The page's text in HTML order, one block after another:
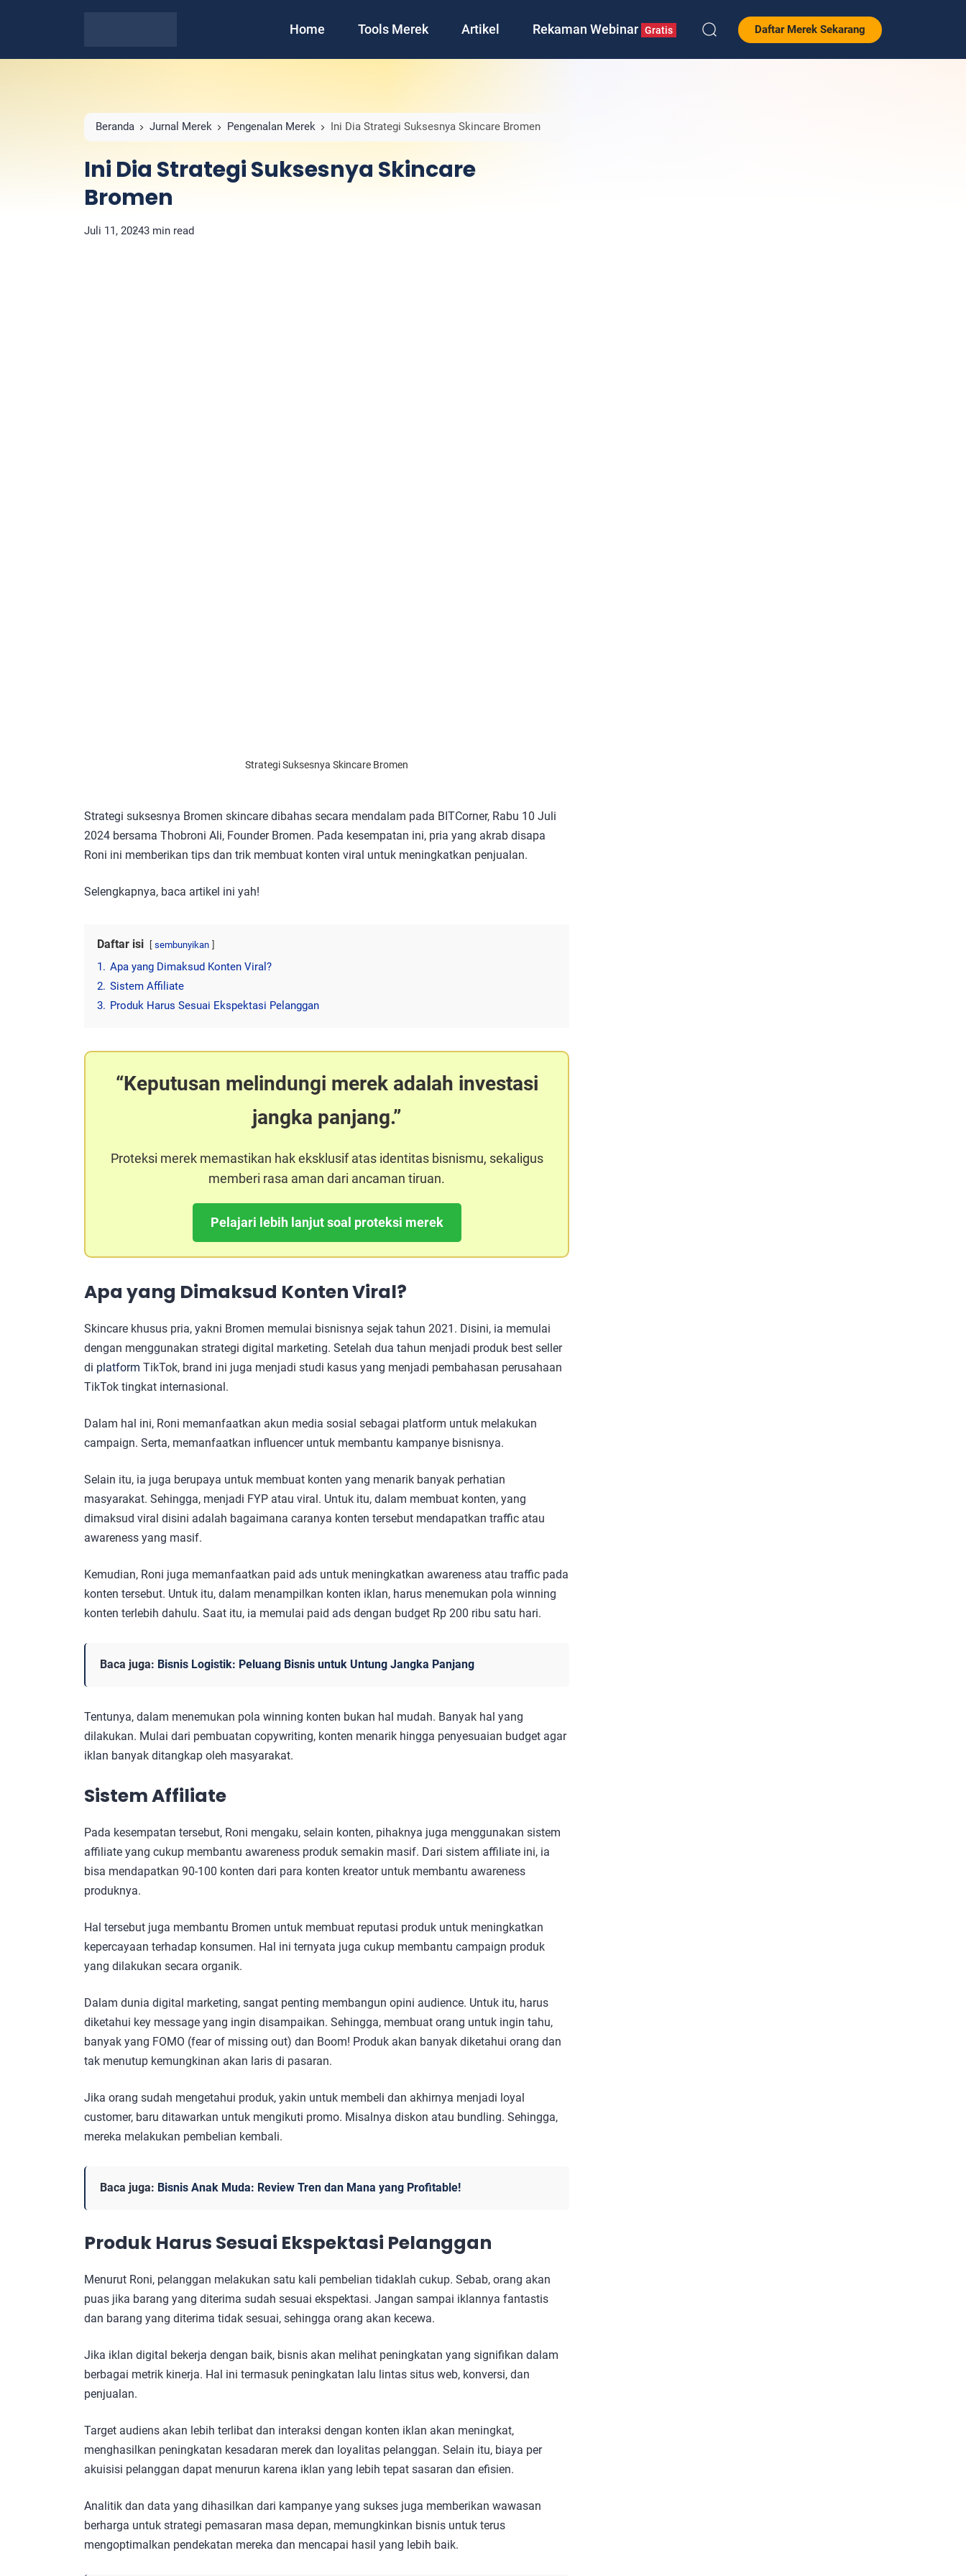
Home Tools Merek Artikel Rekaman Webinar Gratis Daftar Merek Sekarang
Beranda Jurnal Merek Pengenalan Merek Ini Dia Strategi Suksesnya Skincare Bromen
Ini Dia Strategi Suksesnya Skincare
Bromen
Juli 11, 20243 min read
Strategi Suksesnya Skincare Bromen
Strategi suksesnya Bromen skincare dibahas secara mendalam pada BITCorner, Rabu 10 Juli
2024 bersama Thobroni Ali, Founder Bromen. Pada kesempatan ini, pria yang akrab disapa
Roni ini memberikan tips dan trik membuat konten viral untuk meningkatkan penjualan.
Selengkapnya, baca artikel ini yah!
Daftar isi sembunyikan
1. Apa yang Dimaksud Konten Viral?
2. Sistem Affiliate
3. Produk Harus Sesuai Ekspektasi Pelanggan
Keputusan melindungi merek adalah investasi
jangka panjang.
Proteksi merek memastikan hak eksklusif atas identitas bisnismu, sekaligus
memberi rasa aman dari ancaman tiruan.
Pelajari lebih lanjut soal proteksi merek
Apa yang Dimaksud Konten Viral?
Skincare khusus pria, yakni Bromen memulai bisnisnya sejak tahun 2021. Disini, ia memulai
dengan menggunakan strategi digital marketing. Setelah dua tahun menjadi produk best seller
di platform TikTok, brand ini juga menjadi studi kasus yang menjadi pembahasan perusahaan
TikTok tingkat internasional.
Dalam hal ini, Roni memanfaatkan akun media sosial sebagai platform untuk melakukan
campaign. Serta, memanfaatkan influencer untuk membantu kampanye bisnisnya.
Selain itu, ia juga berupaya untuk membuat konten yang menarik banyak perhatian
masyarakat. Sehingga, menjadi FYP atau viral. Untuk itu, dalam membuat konten, yang
dimaksud viral disini adalah bagaimana caranya konten tersebut mendapatkan traffic atau
awareness yang masif.
Kemudian, Roni juga memanfaatkan paid ads untuk meningkatkan awareness atau traffic pada
konten tersebut. Untuk itu, dalam menampilkan konten iklan, harus menemukan pola winning
konten terlebih dahulu. Saat itu, ia memulai paid ads dengan budget Rp 200 ribu satu hari.
Baca juga: Bisnis Logistik: Peluang Bisnis untuk Untung Jangka Panjang
Tentunya, dalam menemukan pola winning konten bukan hal mudah. Banyak hal yang
dilakukan. Mulai dari pembuatan copywriting, konten menarik hingga penyesuaian budget agar
iklan banyak ditangkap oleh masyarakat.
Sistem Affiliate
Pada kesempatan tersebut, Roni mengaku, selain konten, pihaknya juga menggunakan sistem
affiliate yang cukup membantu awareness produk semakin masif. Dari sistem affiliate ini, ia
bisa mendapatkan 90-100 konten dari para konten kreator untuk membantu awareness
produknya.
Hal tersebut juga membantu Bromen untuk membuat reputasi produk untuk meningkatkan
kepercayaan terhadap konsumen. Hal ini ternyata juga cukup membantu campaign produk
yang dilakukan secara organik.
Dalam dunia digital marketing, sangat penting membangun opini audience. Untuk itu, harus
diketahui key message yang ingin disampaikan. Sehingga, membuat orang untuk ingin tahu,
banyak yang FOMO (fear of missing out) dan Boom! Produk akan banyak diketahui orang dan
tak menutup kemungkinan akan laris di pasaran.
Jika orang sudah mengetahui produk, yakin untuk membeli dan akhirnya menjadi loyal
customer, baru ditawarkan untuk mengikuti promo. Misalnya diskon atau bundling. Sehingga,
mereka melakukan pembelian kembali.
Baca juga: Bisnis Anak Muda: Review Tren dan Mana yang Profitable!
Produk Harus Sesuai Ekspektasi Pelanggan
Menurut Roni, pelanggan melakukan satu kali pembelian tidaklah cukup. Sebab, orang akan
puas jika barang yang diterima sudah sesuai ekspektasi. Jangan sampai iklannya fantastis
dan barang yang diterima tidak sesuai, sehingga orang akan kecewa.
Jika iklan digital bekerja dengan baik, bisnis akan melihat peningkatan yang signifikan dalam
berbagai metrik kinerja. Hal ini termasuk peningkatan lalu lintas situs web, konversi, dan
penjualan.
Target audiens akan lebih terlibat dan interaksi dengan konten iklan akan meningkat,
menghasilkan peningkatan kesadaran merek dan loyalitas pelanggan. Selain itu, biaya per
akuisisi pelanggan dapat menurun karena iklan yang lebih tepat sasaran dan efisien.
Analitik dan data yang dihasilkan dari kampanye yang sukses juga memberikan wawasan
berharga untuk strategi pemasaran masa depan, memungkinkan bisnis untuk terus
mengoptimalkan pendekatan mereka dan mencapai hasil yang lebih baik.